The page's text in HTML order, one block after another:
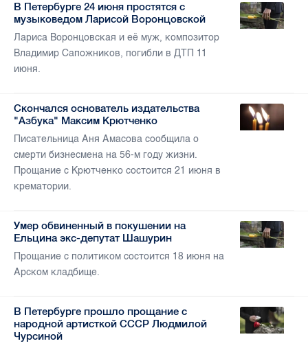
В Петербурге 24 июня простятся с
музыковедом Ларисой Воронцовской
Лариса Воронцовская и её муж, композитор
Владимир Сапожников, погибли в ДТП 11
июня.
Скончался основатель издательства
"Азбука" Максим Крютченко
Писательница Аня Амасова сообщила о
смерти бизнесмена на 56-м году жизни.
Прощание с Крютченко состоится 21 июня в
крематории.
Умер обвиненный в покушении на
Ельцина экс-депутат Шашурин
Прощание с политиком состоится 18 июня на
Арском кладбище.
В Петербурге прошло прощание с
народной артисткой СССР Людмилой
Чурсиной